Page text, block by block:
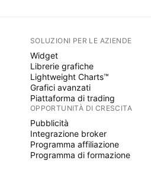
SOLUZIONI PER LE AZIENDE
Widget
Librerie grafiche
Lightweight Charts™
Grafici avanzati
Piattaforma di trading
OPPORTUNITÀ DI CRESCITA
Pubblicità
Integrazione broker
Programma affiliazione
Programma di formazione